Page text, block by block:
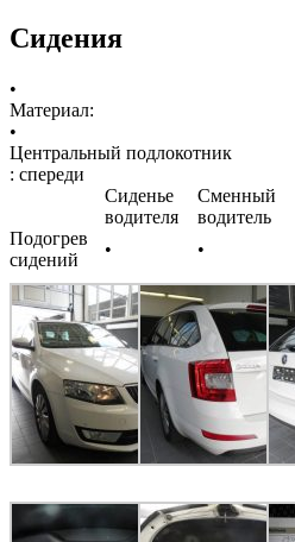
Сидения
•
Материал:
•
Центральный подлокотник
: спереди
Сиденье
водителя
Сменный
водитель
Подогрев
сидений
• •